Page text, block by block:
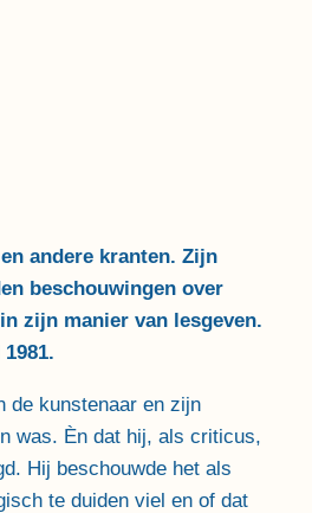
andere kranten. Zijn
beschouwingen over
zijn manier van lesgeven.
de kunstenaar en zijn
was. Èn dat hij, als criticus,
Hij beschouwde het als
te duiden viel en of dat